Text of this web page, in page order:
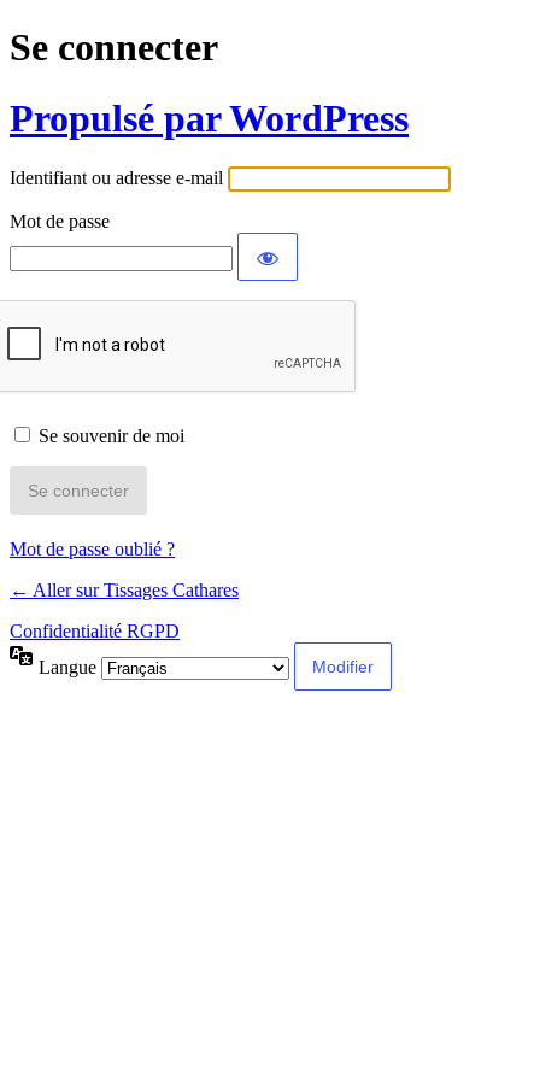
Se connecter
Propulsé par WordPress
Identifiant ou adresse e-mail
Mot de passe
Se souvenir de moi
Mot de passe oublié ?
← Aller sur Tissages Cathares
Confidentialité RGPD
Langue